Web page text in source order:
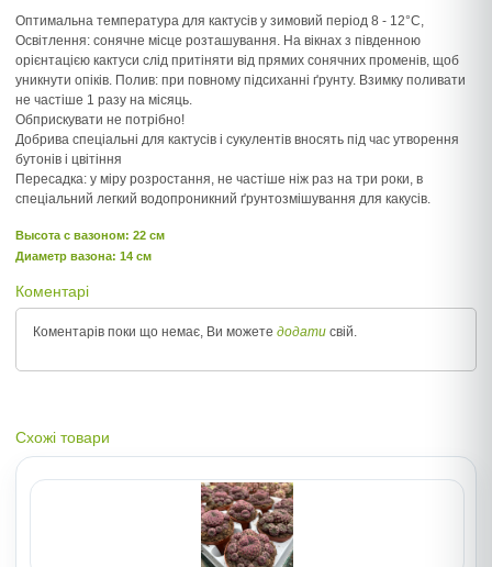
Оптимальна температура для кактусів у зимовий період 8 - 12°C,
Освітлення: сонячне місце розташування. На вікнах з південною
орієнтацією кактуси слід притіняти від прямих сонячних променів, щоб
уникнути опіків. Полив: при повному підсиханні ґрунту. Взимку поливати
не частіше 1 разу на місяць.
Обприскувати не потрібно!
Добрива спеціальні для кактусів і сукулентів вносять під час утворення
бутонів і цвітіння
Пересадка: у міру розростання, не частіше ніж раз на три роки, в
спеціальний легкий водопроникний ґрунтозмішування для какусів.
Высота c вазоном: 22 см
Диаметр вазона: 14 см
Коментарі
Коментарів поки що немає, Ви можете додати свій.
Схожі товари